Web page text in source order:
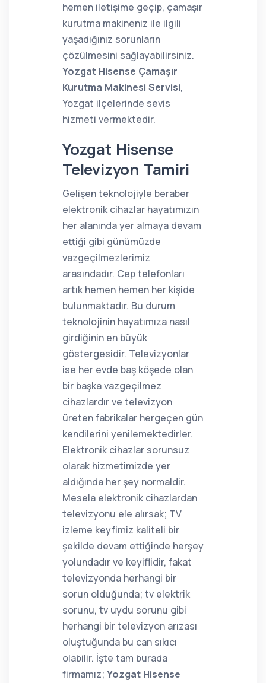
hemen iletişime geçip, çamaşır
kurutma makineniz ile ilgili
yaşadığınız sorunların
çözülmesini sağlayabilirsiniz.
Yozgat Hisense Çamaşır
Kurutma Makinesi Servisi,
Yozgat ilçelerinde sevis
hizmeti vermektedir.
Yozgat Hisense
Televizyon Tamiri
Gelişen teknolojiyle beraber
elektronik cihazlar hayatımızın
her alanında yer almaya devam
ettiği gibi günümüzde
vazgeçilmezlerimiz
arasındadır. Cep telefonları
artık hemen hemen her kişide
bulunmaktadır. Bu durum
teknolojinin hayatımıza nasıl
girdiğinin en büyük
göstergesidir. Televizyonlar
ise her evde baş köşede olan
bir başka vazgeçilmez
cihazlardır ve televizyon
üreten fabrikalar hergeçen gün
kendilerini yenilemektedirler.
Elektronik cihazlar sorunsuz
olarak hizmetimizde yer
aldığında her şey normaldir.
Mesela elektronik cihazlardan
televizyonu ele alırsak; TV
izleme keyfimiz kaliteli bir
şekilde devam ettiğinde herşey
yolundadır ve keyiflidir, fakat
televizyonda herhangi bir
sorun olduğunda; tv elektrik
sorunu, tv uydu sorunu gibi
herhangi bir televizyon arızası
oluştuğunda bu can sıkıcı
olabilir. İşte tam burada
firmamız; Yozgat Hisense